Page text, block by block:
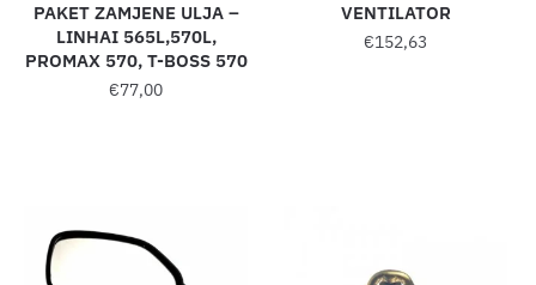
PAKET ZAMJENE ULJA –
LINHAI 565L,570L,
PROMAX 570, T-BOSS 570
€77,00
VENTILATOR
€152,63